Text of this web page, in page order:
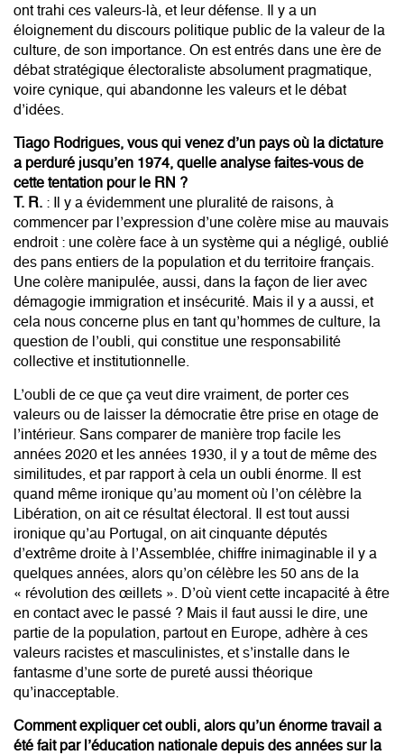
ont trahi ces valeurs-là, et leur défense. Il y a un
éloignement du discours politique public de la valeur de la
culture, de son importance. On est entrés dans une ère de
débat stratégique électoraliste absolument pragmatique,
voire cynique, qui abandonne les valeurs et le débat
d’idées.
Tiago Rodrigues, vous qui venez d’un pays où la dictature
a perduré jusqu’en 1974, quelle analyse faites-vous de
cette tentation pour le RN ?
T. R. : Il y a évidemment une pluralité de raisons, à
commencer par l’expression d’une colère mise au mauvais
endroit : une colère face à un système qui a négligé, oublié
des pans entiers de la population et du territoire français.
Une colère manipulée, aussi, dans la façon de lier avec
démagogie immigration et insécurité. Mais il y a aussi, et
cela nous concerne plus en tant qu’hommes de culture, la
question de l’oubli, qui constitue une responsabilité
collective et institutionnelle.
L’oubli de ce que ça veut dire vraiment, de porter ces
valeurs ou de laisser la démocratie être prise en otage de
l’intérieur. Sans comparer de manière trop facile les
années 2020 et les années 1930, il y a tout de même des
similitudes, et par rapport à cela un oubli énorme. Il est
quand même ironique qu’au moment où l’on célèbre la
Libération, on ait ce résultat électoral. Il est tout aussi
ironique qu’au Portugal, on ait cinquante députés
d’extrême droite à l’Assemblée, chiffre inimaginable il y a
quelques années, alors qu’on célèbre les 50 ans de la
« révolution des œillets ». D’où vient cette incapacité à être
en contact avec le passé ? Mais il faut aussi le dire, une
partie de la population, partout en Europe, adhère à ces
valeurs racistes et masculinistes, et s’installe dans le
fantasme d’une sorte de pureté aussi théorique
qu’inacceptable.
Comment expliquer cet oubli, alors qu’un énorme travail a
été fait par l’éducation nationale depuis des années sur la